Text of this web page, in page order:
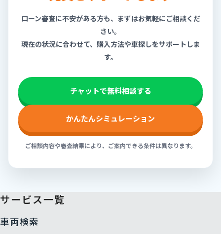
ローン審査に不安がある方も、まずはお気軽にご相談くだ
さい。
現在の状況に合わせて、購入方法や車探しをサポートしま
す。
チャットで無料相談する
かんたんシミュレーション
ご相談内容や審査結果により、ご案内できる条件は異なります。
サービス一覧
車両検索